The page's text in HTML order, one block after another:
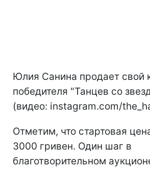
Юлия Санина продает свой
победителя "Танцев со
(видео: instagram.com/
Отметим, что стартовая
3000 гривен. Один шаг в
благотворительном